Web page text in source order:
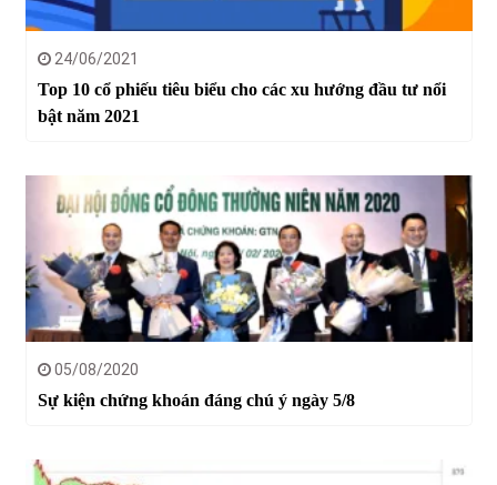
24/06/2021
Top 10 cổ phiếu tiêu biểu cho các xu hướng đầu tư nổi
bật năm 2021
05/08/2020
Sự kiện chứng khoán đáng chú ý ngày 5/8